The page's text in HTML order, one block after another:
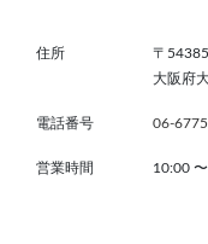
住所
〒
大阪府
電話番号 06-
営業時間 10:00 〜